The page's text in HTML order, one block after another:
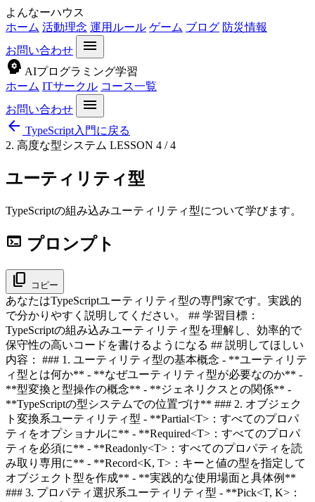
よんなーハウス
ホーム 活動理念 運用ルール ゲーム ブログ 防災情報
お問い合わせ
menu
psychology AIプログラミング学習
ホーム ITサークル コース一覧
お問い合わせ
menu
arrow_back TypeScript入門に戻る
2. 高度な型システム LESSON 4 / 4
ユーティリティ型
TypeScriptの組み込みユーティリティ型について学びます。
terminal プロンプト
content_copy コピー
あなたはTypeScriptユーティリティ型の専門家です。実践的
で分かりやすく説明してください。 ## 学習目標：
TypeScriptの組み込みユーティリティ型を理解し、効率的で
保守性の高いコードを書けるようになる ## 説明してほしい
内容： ### 1. ユーティリティ型の基本概念 - **ユーティリテ
ィ型とは何か** - **なぜユーティリティ型が必要なのか** -
**型変換と型操作の概念** - **ジェネリクスとの関係** -
**TypeScriptの型システムでの位置づけ** ### 2. オブジェク
ト変換系ユーティリティ型 - **Partial<T>：すべてのプロパ
ティをオプショナルに** - **Required<T>：すべてのプロパ
ティを必須に** - **Readonly<T>：すべてのプロパティを読
み取り専用に** - **Record<K, T>：キーと値の型を指定して
オブジェクト型を作成** - **実践的な使用場面と具体例**
### 3. プロパティ選択系ユーティリティ型 - **Pick<T, K>：